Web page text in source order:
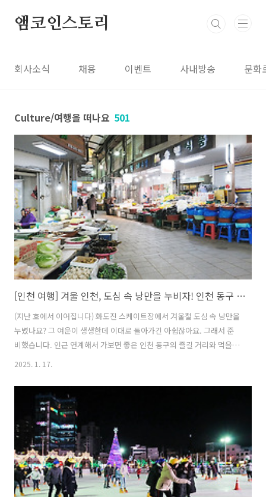
앰코인스토리
회사소식 채용 이벤트 사내방송 문화
Culture/여행을 떠나요 501
[인천 여행] 겨울 인천, 도심 속 낭만을 누비자! 인천 동구 맛집 모음
(지난 호에서 이어집니다) 화도진 스케이트장에서 겨울철 도심 속 낭만을
누볐나요? 그 여운이 생생한데 이대로 돌아가긴 아쉽잖아요. 그래서 준
비했습니다. 인근 연계해서 가보면 좋은 인천 동구의 즐길 거리와 먹을거
리들~! 지금부터 살펴봅니다. 송현시장동인천역 북광장 인근에 자리한
상경한 이주민이 증가하면서 1960년대 초쯤 생성되었어요. 주로 농축산
물과 수산물, 가공식품, 생활용품들을 취급하는 생활형 시장으로 ‘화평
동 냉면거리’와 ‘송현동 순대골목’ 등 먹거리 특화거리가 인접하고 있어
요.시장 내 유명 먹거리로는 닭강정과 씨앗강정, 순대를 들 수 있어요. 주
문과 동시 냉장고에서 꺼내 조각내어지는 생닭, 여기에 튀김가루와 소금,
후추, 전분가..
2025. 1. 17.